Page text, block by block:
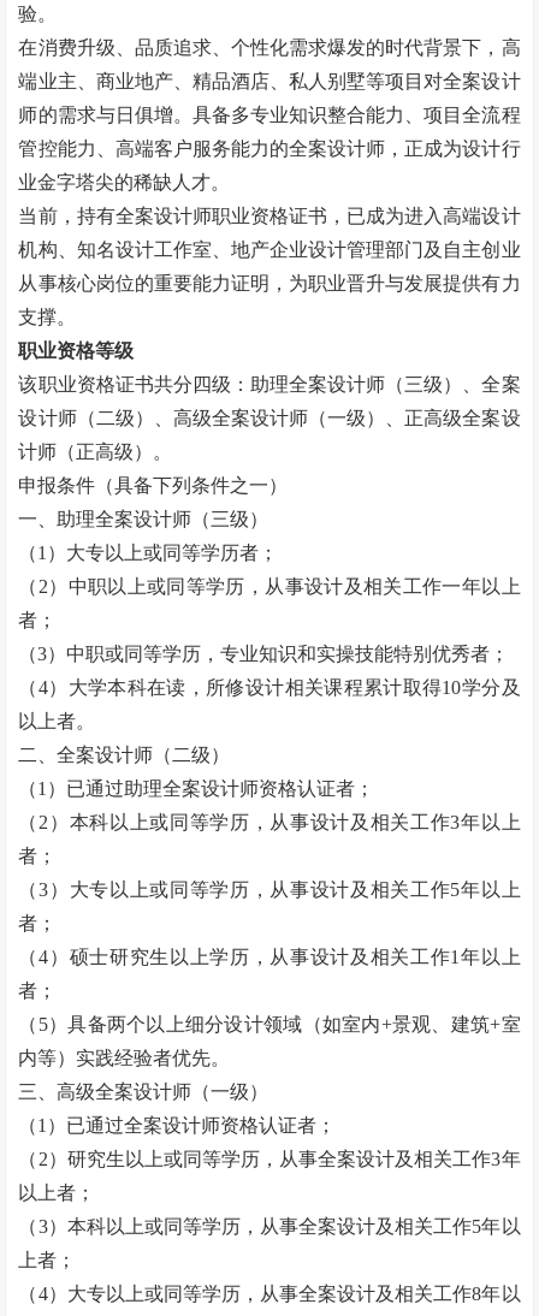
验。
在消费升级、品质追求、个性化需求爆发的时代背景下，高
端业主、商业地产、精品酒店、私人别墅等项目对全案设计
师的需求与日俱增。具备多专业知识整合能力、项目全流程
管控能力、高端客户服务能力的全案设计师，正成为设计行
业金字塔尖的稀缺人才。
当前，持有全案设计师职业资格证书，已成为进入高端设计
机构、知名设计工作室、地产企业设计管理部门及自主创业
从事核心岗位的重要能力证明，为职业晋升与发展提供有力
支撑。
职业资格等级
该职业资格证书共分四级：助理全案设计师（三级）、全案
设计师（二级）、高级全案设计师（一级）、正高级全案设
计师（正高级）。
申报条件（具备下列条件之一）
一、助理全案设计师（三级）
（1 ）大专以上或同等学历者；
（ 2）中职以上或同等学历，从事设计及相关工作一年以上
者；
（3）中职或同等学历，专业知识和实操技能特别优秀者；
（4）大学本科在读，所修设计相关课程累计取得10学分及
以上者。
二、全案设计师（二级）
（1 ）已通过助理全案设计师资格认证者；
（ 2 ）本科以上或同等学历，从事设计及相关工作3年以上
者；
（3）大专以上或同等学历，从事设计及相关工作5年以上
者；
（4）硕士研究生以上学历，从事设计及相关工作1 年以上
者；
（ 5）具备两个以上细分设计领域（如室内+景观、建筑+室
内等）实践经验者优先。
三、高级全案设计师（一级）
（1 ）已通过全案设计师资格认证者；
（ 2）研究生以上或同等学历，从事全案设计及相关工作3年
以上者；
（3）本科以上或同等学历，从事全案设计及相关工作5年以
上者；
（4）大专以上或同等学历，从事全案设计及相关工作8年以